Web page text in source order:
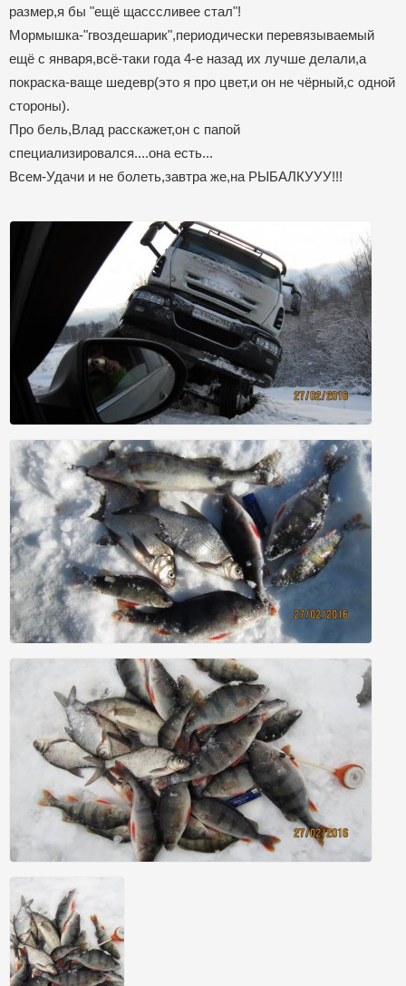
размер,я бы "ещё щасссливее стал"!
Мормышка-"гвоздешарик",периодически перевязываемый
ещё с января,всё-таки года 4-е назад их лучше делали,а
покраска-ваще шедевр(это я про цвет,и он не чёрный,с одной
стороны).
Про бель,Влад расскажет,он с папой
специализировался....она есть...
Всем-Удачи и не болеть,завтра же,на РЫБАЛКУУУ!!!